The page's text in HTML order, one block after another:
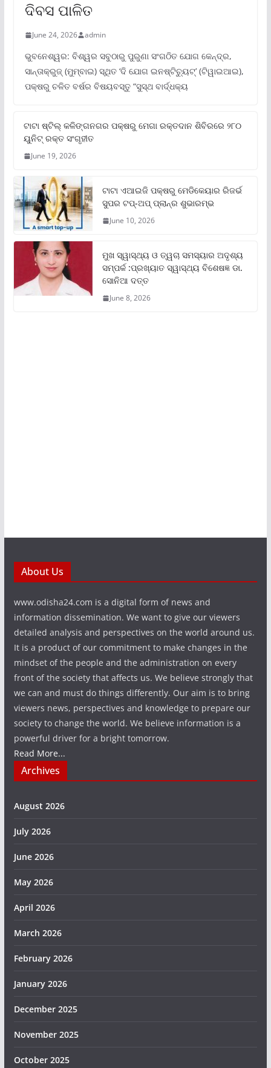
ଦିବସ ପାଳିତ
June 24, 2026 admin
ଭୁବନେଶ୍ୱର: ବିଶ୍ୱର ସବୁଠାରୁ ପୁରୁଣା ସଂଗଠିତ ଯୋଗ କେନ୍ଦ୍ର,
ସାନ୍ତାକ୍ରୁଜ୍ (ମୁମ୍ବାଇ) ସ୍ଥିତ ‘ଦି ଯୋଗ ଇନଷ୍ଟିଚ୍ୟୁଟ୍‌’ (ଟିୱାଇଆଇ),
ପକ୍ଷରୁ ଚଳିତ ବର୍ଷର ବିଷୟବସ୍ତୁ “ସୁସ୍ଥ ବାର୍ଦ୍ଧକ୍ୟ
ଟାଟା ଷ୍ଟିଲ୍‌ କଳିଙ୍ଗନଗର ପକ୍ଷରୁ ମେଗା ରକ୍ତଦାନ ଶିବିରରେ ୨୮୦
ୟୁନିଟ୍‌ ରକ୍ତ ସଂଗୃହୀତ
June 19, 2026
ଟାଟା ଏଆଇଜି ପକ୍ଷରୁ ମେଡିକେୟାର ରିଜର୍ଭ
ସୁପର ଟପ୍‌-ଅପ୍ ପ୍ଲାନ୍‌ର ଶୁଭାରମ୍ଭ
June 10, 2026
ମୁଖ ସ୍ୱାସ୍ଥ୍ୟ ଓ ତ୍ୱଚା ସମସ୍ୟାର ଅଦୃଶ୍ୟ
ସମ୍ପର୍କ :ପ୍ରଖ୍ୟାତ ସ୍ୱାସ୍ଥ୍ୟ ବିଶେଷଜ୍ଞ ଡା.
ସୋନିଆ ଦତ୍ତ
June 8, 2026
About Us
www.odisha24.com is a digital form of news and
information dissemination. We want to give our viewers
detailed analysis and perspectives on the world around us.
It is a product of our commitment to make changes in the
mindset of the people and the administration on every
front of the society that affects us. We believe strongly that
we can and must do things differently. Our aim is to bring
viewers news, perspectives and knowledge to prepare our
society to change the world. We believe information is a
powerful driver for a bright tomorrow.
Read More...
Archives
August 2026
July 2026
June 2026
May 2026
April 2026
March 2026
February 2026
January 2026
December 2025
November 2025
October 2025